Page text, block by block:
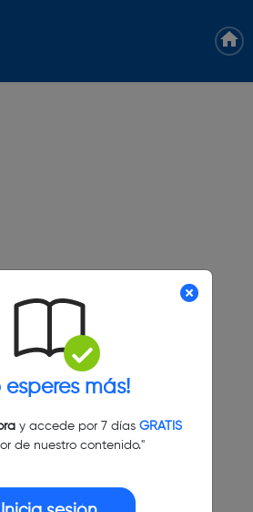
esperes más!
y accede por 7 días GRATIS
de nuestro contenido."